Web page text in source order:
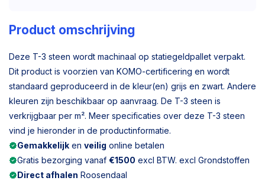
Product omschrijving
Deze T-3 steen wordt machinaal op statiegeldpallet verpakt.
Dit product is voorzien van KOMO-certificering en wordt
standaard geproduceerd in de kleur(en) grijs en zwart. Andere
kleuren zijn beschikbaar op aanvraag. De T-3 steen is
verkrijgbaar per m². Meer specificaties over deze T-3 steen
vind je hieronder in de productinformatie.
Gemakkelijk en veilig online betalen
Gratis bezorging vanaf €1500 excl BTW. excl Grondstoffen
Direct afhalen Roosendaal